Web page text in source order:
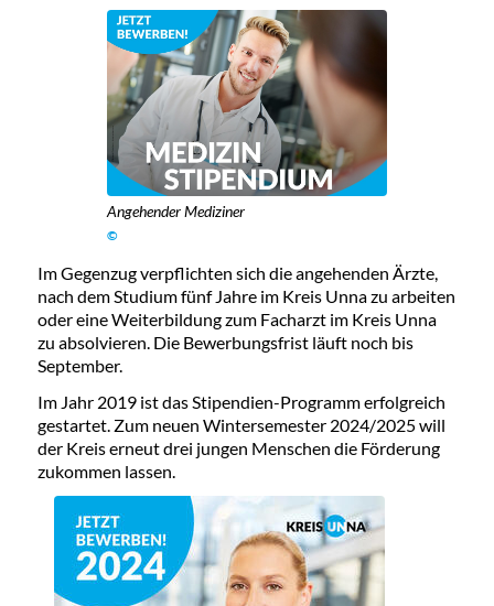
Angehender Mediziner
©
Im Gegenzug verpflichten sich die angehenden Ärzte,
nach dem Studium fünf Jahre im Kreis Unna zu arbeiten
oder eine Weiterbildung zum Facharzt im Kreis Unna
zu absolvieren. Die Bewerbungsfrist läuft noch bis
September.
Im Jahr 2019 ist das Stipendien-Programm erfolgreich
gestartet. Zum neuen Wintersemester 2024/2025 will
der Kreis erneut drei jungen Menschen die Förderung
zukommen lassen.